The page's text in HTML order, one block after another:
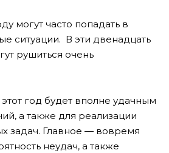
могут часто попадать в
ситуации. В эти двенадцать
рушиться очень
год будет вполне удачным
а также для реализации
задач. Главное — вовремя
неудач, а также